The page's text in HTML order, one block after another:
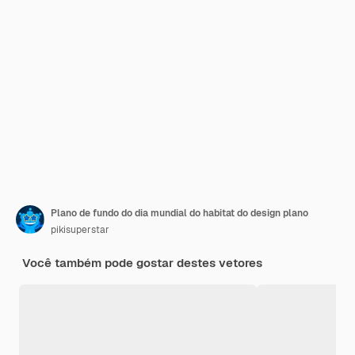
Plano de fundo do dia mundial do habitat do design plano
pikisuperstar
Você também pode gostar destes vetores